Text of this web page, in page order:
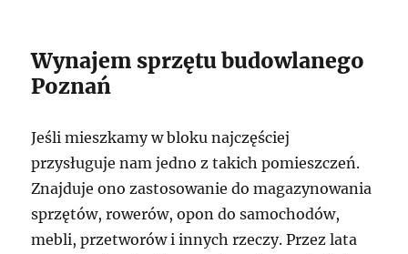
Wynajem sprzętu budowlanego
Poznań
Jeśli mieszkamy w bloku najczęściej
przysługuje nam jedno z takich pomieszczeń.
Znajduje ono zastosowanie do magazynowania
sprzętów, rowerów, opon do samochodów,
mebli, przetworów i innych rzeczy. Przez lata